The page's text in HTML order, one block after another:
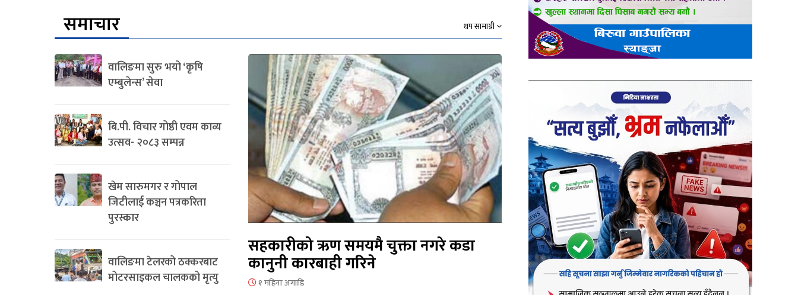
समाचार थप सामाग्री
वालिङमा सुरु भयो ‘कृषि
एम्बुलेन्स’ सेवा
बि.पी. विचार गोष्ठी एवम काव्य
उत्सव- २०८३ सम्पन्न
खेम सारुमगर र गोपाल
जिटीलाई कञ्चन पत्रकरिता
पुरस्कार
वालिङमा टेलरको ठक्करबाट
मोटरसाइकल चालकको मृत्यु
सहकारीको ऋण समयमै चुक्ता नगरे कडा
कानुनी कारबाही गरिने
१ महिना अगाडि